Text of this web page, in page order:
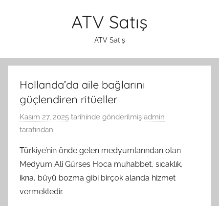
ATV Satış
ATV Satış
Hollanda’da aile bağlarını
güçlendiren ritüeller
Kasım 27, 2025 tarihinde gönderilmiş admin
tarafından
Türkiye’nin önde gelen medyumlarından olan
Medyum Ali Gürses Hoca muhabbet, sıcaklık,
ikna, büyü bozma gibi birçok alanda hizmet
vermektedir.